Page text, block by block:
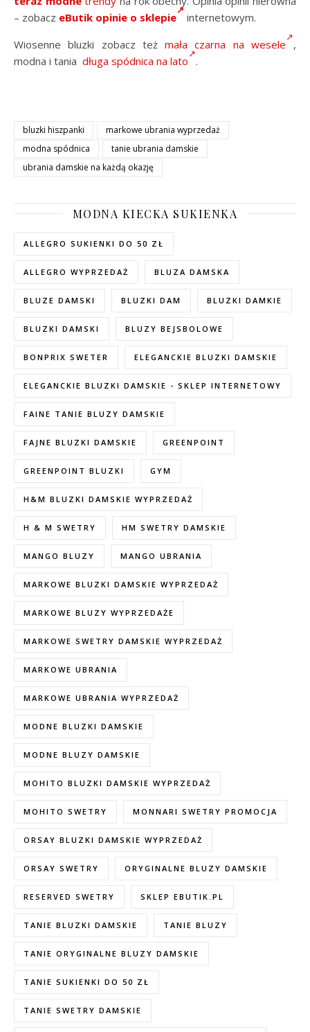
– zobacz eButik opinie o sklepie
internetowym.
Wiosenne bluzki zobacz teżmała czarna na wesele
,
modna i tania długa spódnica na lato .
bluzki hiszpanki
markowe ubrania wyprzedaż
modna spódnica
tanie ubrania damskie
ubrania damskie na każdą okazję
MODNA KIECKA SUKIENKA
ALLEGRO SUKIENKI DO 50 ZŁ
ALLEGRO WYPRZEDAŻ BLUZA DAMSKA
BLUZE DAMSKI BLUZKI DAM BLUZKI DAMKIE
BLUZKI DAMSKI BLUZY BEJSBOLOWE
BONPRIX SWETER ELEGANCKIE BLUZKI DAMSKIE
ELEGANCKIE BLUZKI DAMSKIE - SKLEP INTERNETOWY
FAINE TANIE BLUZY DAMSKIE
FAJNE BLUZKI DAMSKIE GREENPOINT
GREENPOINT BLUZKI GYM
H&M BLUZKI DAMSKIE WYPRZEDAŻ
H & M SWETRY HM SWETRY DAMSKIE
MANGO BLUZY MANGO UBRANIA
MARKOWE BLUZKI DAMSKIE WYPRZEDAŻ
MARKOWE BLUZY WYPRZEDAŻE
MARKOWE SWETRY DAMSKIE WYPRZEDAŻ
MARKOWE UBRANIA
MARKOWE UBRANIA WYPRZEDAŻ
MODNE BLUZKI DAMSKIE
MODNE BLUZY DAMSKIE
MOHITO BLUZKI DAMSKIE WYPRZEDAŻ
MOHITO SWETRY MONNARI SWETRY PROMOCJA
ORSAY BLUZKI DAMSKIE WYPRZEDAŻ
ORSAY SWETRY ORYGINALNE BLUZY DAMSKIE
RESERVED SWETRY SKLEP EBUTIK.PL
TANIE BLUZKI DAMSKIE TANIE BLUZY
TANIE ORYGINALNE BLUZY DAMSKIE
TANIE SUKIENKI DO 50 ZŁ
TANIE SWETRY DAMSKIE